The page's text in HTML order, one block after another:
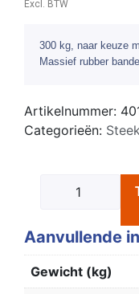
Excl. BTW
300 kg, naar keuze
Massief rubber
Artikelnummer:
Categorieën:
Aanvullende
Gewicht (kg)